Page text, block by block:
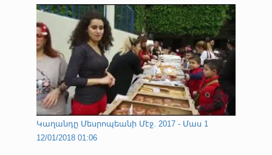
Կաղանդը Մեսրոպեանի Մէջ. 2017 - Մաս 1
12/01/2018 01:06